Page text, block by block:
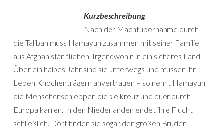
Kurzbeschreibung
Nach der Machtübernahme durch
die Taliban muss Hamayun zusammen mit seiner Familie
aus Afghanistan fliehen. Irgendwohin in ein sicheres Land.
Über ein halbes Jahr sind sie unterwegs und müssen ihr
Leben Knochenträgern anvertrauen – so nennt Hamayun
die Menschenschlepper, die sie kreuz und quer durch
Europa karren. In den Niederlanden endet ihre Flucht
schließlich. Dort finden sie sogar den großen Bruder